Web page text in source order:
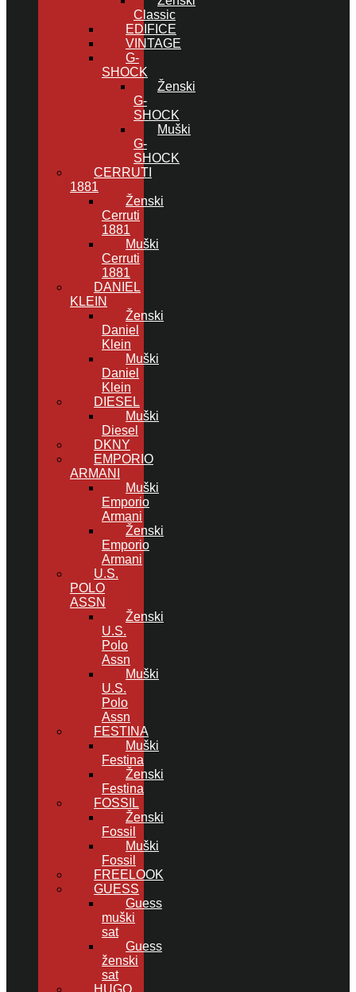
Classic
EDIFICE
VINTAGE
G-
SHOCK
Ženski
G-
SHOCK
Muški
G-
SHOCK
CERRUTI
1881
Ženski
Cerruti
1881
Muški
Cerruti
1881
DANIEL
KLEIN
Ženski
Daniel
Klein
Muški
Daniel
Klein
DIESEL
Muški
Diesel
DKNY
EMPORIO
ARMANI
Muški
Emporio
Armani
Ženski
Emporio
Armani
U.S.
POLO
ASSN
Ženski
U.S.
Polo
Assn
Muški
U.S.
Polo
Assn
FESTINA
Muški
Festina
Ženski
Festina
FOSSIL
Ženski
Fossil
Muški
Fossil
FREELOOK
GUESS
Guess
muški
sat
Guess
ženski
sat
HUGO